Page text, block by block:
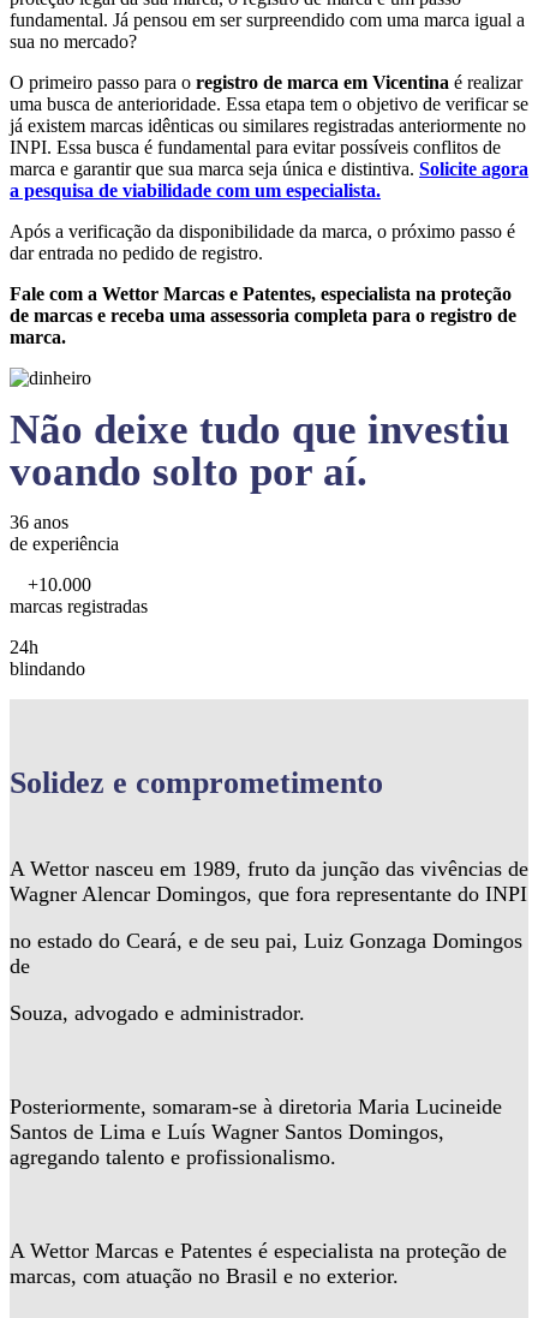
fundamental. Já pensou em ser surpreendido com uma marca igual a
sua no mercado?
O primeiro passo para o registro de marca em Vicentina é realizar
uma busca de anterioridade. Essa etapa tem o objetivo de verificar se
já existem marcas idênticas ou similares registradas anteriormente no
INPI. Essa busca é fundamental para evitar possíveis conflitos de
marca e garantir que sua marca seja única e distintiva. Solicite agora
a pesquisa de viabilidade com um especialista.
Após a verificação da disponibilidade da marca, o próximo passo é
dar entrada no pedido de registro.
Fale com a Wettor Marcas e Patentes, especialista na proteção
de marcas e receba uma assessoria completa para o registro de
marca.
Não deixe tudo que investiu
voando solto por aí.
36 anos
de experiência
+10.000
marcas registradas
24h
blindando
Solidez e comprometimento
A Wettor nasceu em 1989, fruto da junção das vivências de
Wagner Alencar Domingos, que fora representante do INPI
no estado do Ceará, e de seu pai, Luiz Gonzaga Domingos
de
Souza, advogado e administrador.
Posteriormente, somaram-se à diretoria Maria Lucineide
Santos de Lima e Luís Wagner Santos Domingos,
agregando talento e profissionalismo.
A Wettor Marcas e Patentes é especialista na proteção de
marcas, com atuação no Brasil e no exterior.